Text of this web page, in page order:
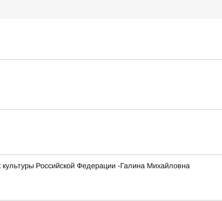
Российской Федерации -Галина Михайловна